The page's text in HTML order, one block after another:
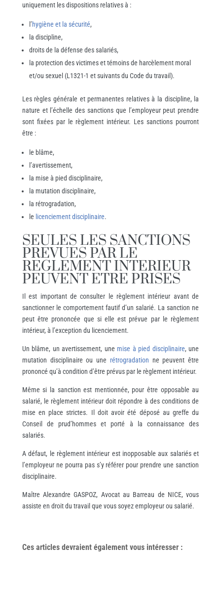
uniquement les dispositions relatives à :
l’hygiène et la sécurité,
la discipline,
droits de la défense des salariés,
la protection des victimes et témoins de harcèlement moral
et/ou sexuel (L1321-1 et suivants du Code du travail).
Les règles générale et permanentes relatives à la discipline, la
nature et l’échelle des sanctions que l’employeur peut prendre
sont fixées par le règlement intérieur. Les sanctions pourront
être :
le blâme,
l’avertissement,
la mise à pied disciplinaire,
la mutation disciplinaire,
la rétrogradation,
le licenciement disciplinaire.
SEULES LES SANCTIONS
PREVUES PAR LE
REGLEMENT INTERIEUR
PEUVENT ETRE PRISES
Il est important de consulter le règlement intérieur avant de
sanctionner le comportement fautif d’un salarié. La sanction ne
peut être prononcée que si elle est prévue par le règlement
intérieur, à l’exception du licenciement.
Un blâme, un avertissement, une mise à pied disciplinaire, une
mutation disciplinaire ou une rétrogradation ne peuvent être
prononcé qu’à condition d’être prévus par le règlement intérieur.
Même si la sanction est mentionnée, pour être opposable au
salarié, le règlement intérieur doit répondre à des conditions de
mise en place strictes. Il doit avoir été déposé au greffe du
Conseil de prud’hommes et porté à la connaissance des
salariés.
A défaut, le règlement intérieur est inopposable aux salariés et
l’employeur ne pourra pas s’y référer pour prendre une sanction
disciplinaire.
Maître Alexandre GASPOZ, Avocat au Barreau de NICE, vous
assiste en droit du travail que vous soyez employeur ou salarié.
Ces articles devraient également vous intéresser: